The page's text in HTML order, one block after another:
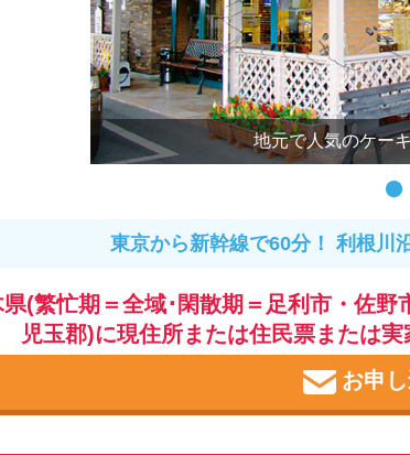
地元で人気のケー
東京から新幹線で60分！ 利根川
(繁忙期＝全域･閑散期＝足利市・佐
児玉郡)に現住所または住民票または
お申